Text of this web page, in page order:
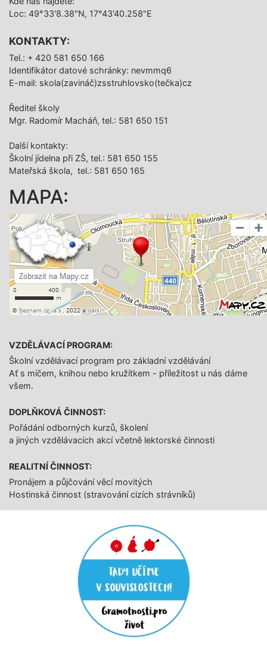
protože jsou to
velmi křehcí a krásní
"jen" děti. Jsme vám
- rodičům - velmi
vděčný, že jste mi
byli v tomto úsilí
oporou,diskutovali
se mnou, ale vždy
straně - vše ve
prospěch našich /
promiňte vašich/
dětí.
Ještě jednou přeji
všem žákům bývalé
5.a hodně úspěchů
na 2.stupni naší
školy a budu moc
rád, když si i
vprůběhu dalších let
za mnou najdou
radu, pochlubit se
úspěchy nebo jen
tak pro bonbón.
Loc: 49°33'8.38"N, 17°43'40.258"E
KONTAKTY:
Tel.: + 420 581 650 166
Identifikátor datové schránky: nevmmq6
E-mail: skola(zavináč)zsstruhlovsko(tečka)cz
Ředitel školy
Mgr. Radomír Macháň, tel.: 581 650 151
Další­ kontakty:
Školní jídelna při ZŠ, tel.: 581 650 155
Mateřská škola, tel.: 581 650 165
MAPA:
VZDĚLÁVACÍ PROGRAM:
Školní vzdělávací program pro základní vzdělávání
Ať s míčem, knihou nebo kružítkem - příležitost u nás dáme
všem.
DOPLŇKOVÁ ČINNOST:
Pořádání odborných kurzů, školení
a jiných vzdělávacích akcí včetně lektorské činnosti
REALITNÍ ČINNOST:
Pronájem a půjčování věcí movitých
Hostinská činnost (stravování cizích strávníků)